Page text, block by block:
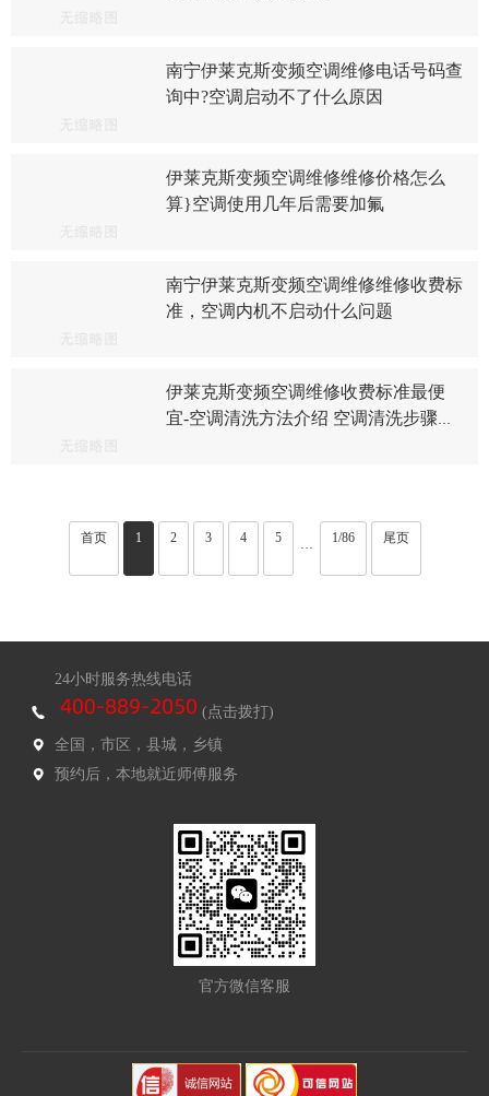
南宁伊莱克斯变频空调维修电话号码查
询中?空调启动不了什么原因
伊莱克斯变频空调维修维修价格怎么
算}空调使用几年后需要加氟
南宁伊莱克斯变频空调维修维修收费标
准，空调内机不启动什么问题
伊莱克斯变频空调维修收费标准最便
宜-空调清洗方法介绍 空调清洗步骤解
首页 1 2 3 4 5
···
1/86 尾页
24小时服务热线电话
(点击拨打)
全国，市区，县城，乡镇
预约后，本地就近师傅服务
官方微信客服